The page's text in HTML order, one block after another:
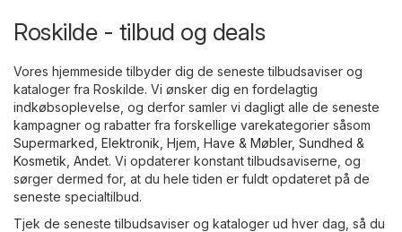
Roskilde - tilbud og deals
Vores hjemmeside tilbyder dig de seneste tilbudsaviser og
kataloger fra Roskilde. Vi ønsker dig en fordelagtig
indkøbsoplevelse, og derfor samler vi dagligt alle de seneste
kampagner og rabatter fra forskellige varekategorier såsom
Supermarked Elektronik Hjem, Have & Møbler, Sundhed &
Kosmetik Andet. Vi opdaterer konstant tilbudsaviserne, og
sørger dermed for, at du hele tiden er fuldt opdateret på de
seneste specialtilbud.
Tjek de seneste tilbudsaviser og kataloger ud hver dag, så du